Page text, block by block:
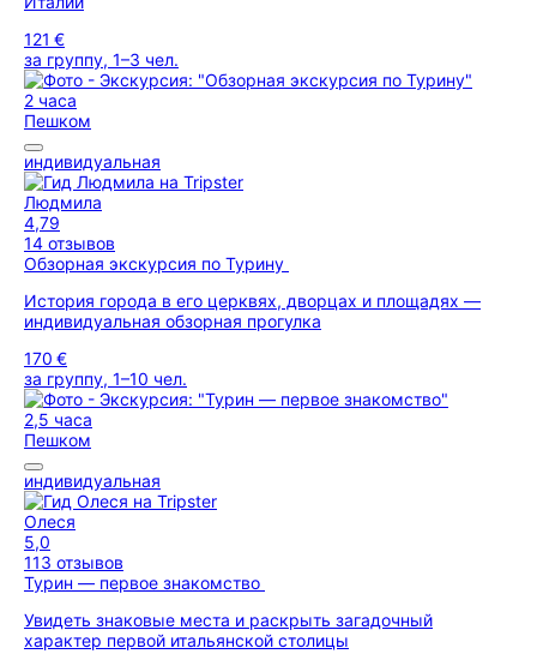
121 €
за группу, 1–3 чел.
2 часа
Пешком
индивидуальная
Людмила
4,79
14 отзывов
Обзорная экскурсия по Турину
История города в его церквях, дворцах и площадях —
индивидуальная обзорная прогулка
170 €
за группу, 1–10 чел.
2,5 часа
Пешком
индивидуальная
Олеся
5,0
113 отзывов
Турин — первое знакомство
Увидеть знаковые места и раскрыть загадочный
характер первой итальянской столицы